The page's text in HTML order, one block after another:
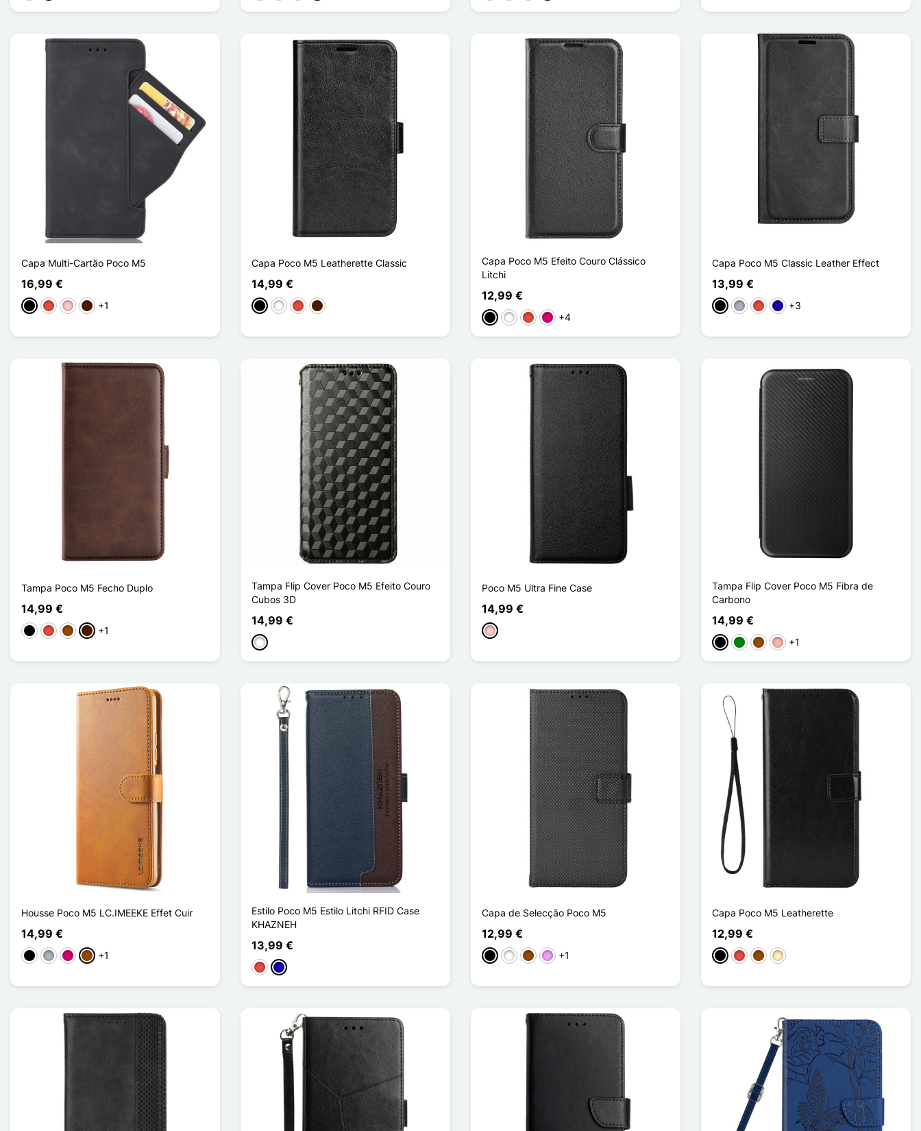
Capa Multi-Cartão Poco M5
16,99 €
PretoVermelho
RosaCastanho escuro
+1
Capa Poco M5 Leatherette Classic
14,99 €
PretoBrancoVermelhoCastanho escuro
Capa Poco M5 Efeito Couro Clássico
Litchi
12,99 €
PretoBrancoVermelho
Magenta
+4
Capa Poco M5 Classic Leather Effect
13,99 €
PretoCinzentoVermelhoAzul Escuro
+3
Tampa Poco M5 Fecho Duplo
14,99 €
PretoVermelhoCastanho
Castanho escuro
+1
Tampa Flip Cover Poco M5 Efeito Couro
Cubos 3D
14,99 €
Branco
Poco M5 Ultra Fine Case
14,99 €
Rosa
Tampa Flip Cover Poco M5 Fibra de
Carbono
14,99 €
PretoVerdeCastanho
Ouro rosa
+1
Housse Poco M5 LC.IMEEKE Effet Cuir
14,99 €
PretoCinzentoMagenta
Castanho
+1
Estilo Poco M5 Estilo Litchi RFID Case
KHAZNEH
13,99 €
VermelhoAzul Escuro
Capa de Selecção Poco M5
12,99 €
PretoBrancoCastanhoVioleta ligeira
+1
Capa Poco M5 Leatherette
12,99 €
PretoVermelho
Castanho
Ouro